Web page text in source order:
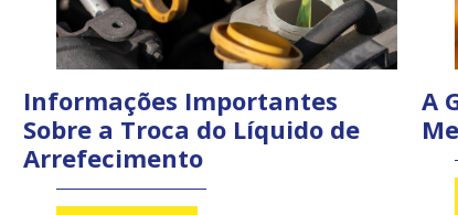
Informações Importantes
Sobre a Troca do Líquido de
Arrefecimento
A